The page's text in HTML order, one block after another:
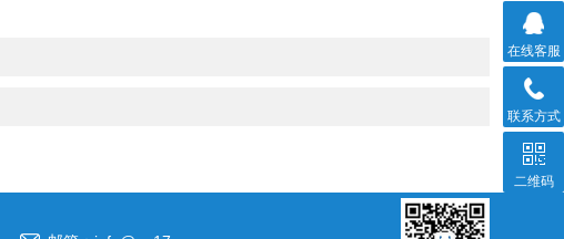
在线客服
联系方式
二维码